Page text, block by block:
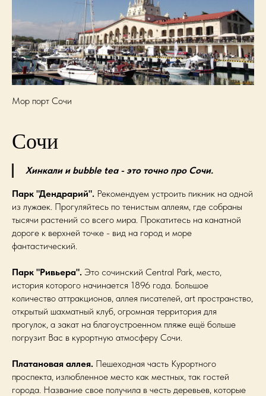
Мор порт Сочи
Сочи
Хинкали и bubble tea - это точно про Сочи.
Парк "Дендрарий". Рекомендуем устроить пикник на одной
из лужаек. Прогуляйтесь по тенистым аллеям, где собраны
тысячи растений со всего мира. Прокатитесь на канатной
дороге к верхней точке - вид на город и море
фантастический.
Парк "Ривьера". Это сочинский Central Park, место,
история которого начинается 1896 года. Большое
количество аттракционов, аллея писателей, art пространство,
открытый шахматный клуб, огромная территория для
прогулок, а закат на благоустроенном пляже ещё больше
погрузит Вас в курортную атмосферу Сочи.
Платановая аллея. Пешеходная часть Курортного
проспекта, излюбленное место как местных, так гостей
города. Название свое получила в честь деревьев, которые